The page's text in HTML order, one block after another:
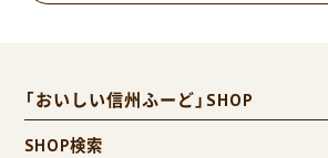
「おいしい信州ふーど」SHOP
SHOP検索